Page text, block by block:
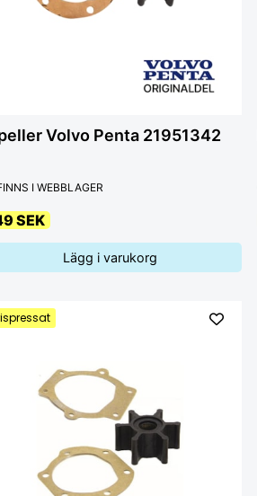
Volvo Penta 21951342
I WEBBLAGER
SEK
Lägg i varukorg